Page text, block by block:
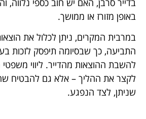
באופן מזורז או ממושך.
במרבית המקרים, ניתן לכלול את
התביעה, כך שבסיומה תיפסק לזכות
להשבת ההוצאות מהדייר. ליווי משפטי
לקצר את ההליך – אלא גם להבטיח
שניתן, לצד הנפגע.